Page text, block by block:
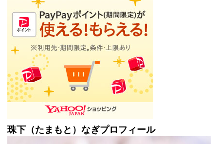
珠下（たまもと）なぎプロフィール